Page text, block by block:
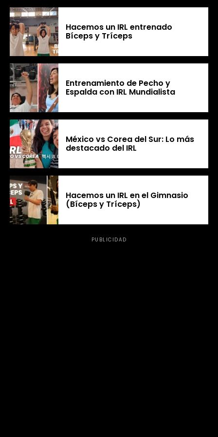
Hacemos un IRL entrenado
Bíceps y Tríceps
Entrenamiento de Pecho y
Espalda con IRL Mundialista
México vs Corea del Sur: Lo más
destacado del IRL
Hacemos un IRL en el Gimnasio
(Bíceps y Tríceps)
PUBLICIDAD